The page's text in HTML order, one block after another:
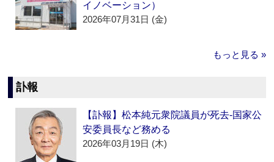
イノベーション）
2026年07月31日 (金)
もっと見る »
訃報
【訃報】松本純元衆院議員が死去‐国家公
安委員長など務める
2026年03月19日 (木)